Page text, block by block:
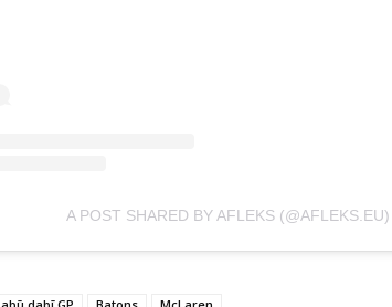
A POST SHARED BY AFLEKS (@AFLEKS.EU)